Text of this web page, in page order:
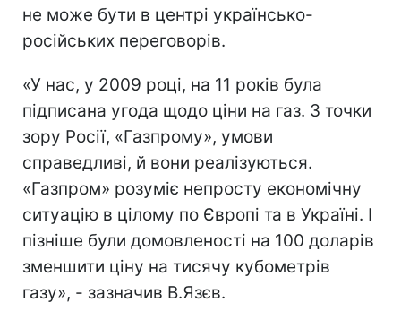
не може бути в центрі українсько-
російських переговорів.
«У нас, у 2009 році, на 11 років була
підписана угода щодо ціни на газ. З точки
зору Росії, «Газпрому», умови
справедливі, й вони реалізуються.
«Газпром» розуміє непросту економічну
ситуацію в цілому по Європі та в Україні. І
пізніше були домовленості на 100 доларів
зменшити ціну на тисячу кубометрів
газу», - зазначив В.Язєв.